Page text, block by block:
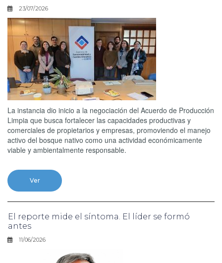
23/07/2026
La instancia dio inicio a la negociación del Acuerdo de Producción
Limpia que busca fortalecer las capacidades productivas y
comerciales de propietarios y empresas, promoviendo el manejo
activo del bosque nativo como una actividad económicamente
viable y ambientalmente responsable.
Ver
El reporte mide el síntoma. El líder se formó
antes
11/06/2026